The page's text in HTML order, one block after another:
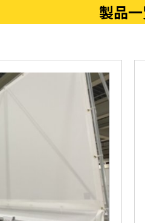
製品